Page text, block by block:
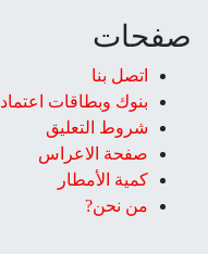
صفحات
اتصل بنا
بنوك وبطاقات اعتماد
شروط التعليق‎
صفحة الاعراس
كمية الأمطار
من نحن?